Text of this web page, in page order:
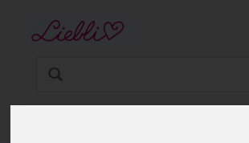
STARTSEITE
KINDERGESCHÄFT IN WIEN